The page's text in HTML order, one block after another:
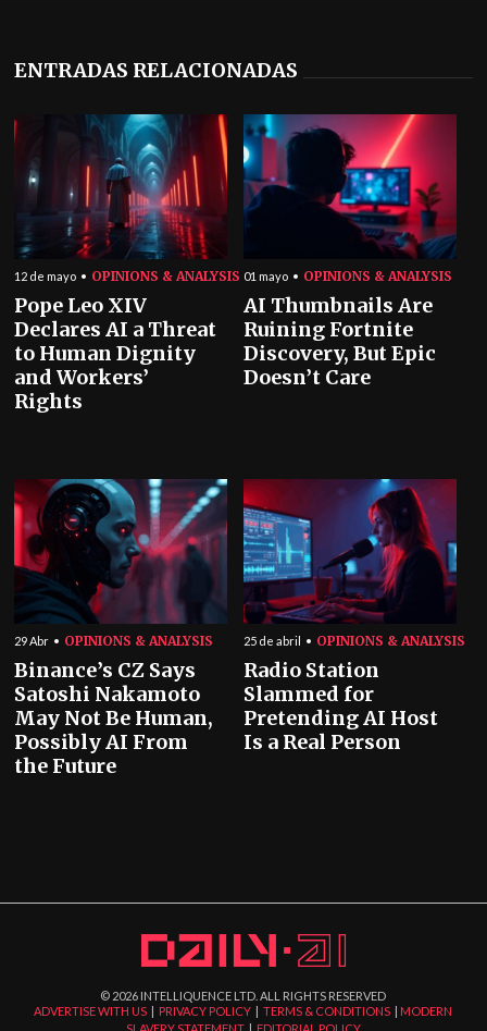
ENTRADAS RELACIONADAS
12 de mayo OPINIONS & ANALYSIS
Pope Leo XIV
Declares AI a Threat
to Human Dignity
and Workers’
Rights
01 mayo OPINIONS & ANALYSIS
AI Thumbnails Are
Ruining Fortnite
Discovery, But Epic
Doesn’t Care
29 Abr OPINIONS & ANALYSIS
Binance’s CZ Says
Satoshi Nakamoto
May Not Be Human,
Possibly AI From
the Future
25 de abril OPINIONS & ANALYSIS
Radio Station
Slammed for
Pretending AI Host
Is a Real Person
© 2026 INTELLIQUENCE LTD. ALL RIGHTS RESERVED
ADVERTISE WITH US | PRIVACY POLICY |TERMS & CONDITIONS | MODERN
SLAVERY STATEMENT| EDITORIAL POLICY